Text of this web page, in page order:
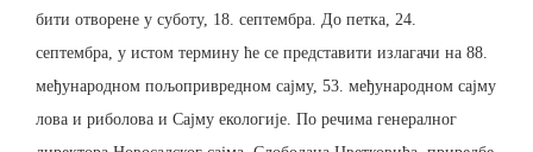
бити отворене у суботу, 18. септембра. До петка, 24.
септембра, у истом термину ће се представити излагачи на 88.
међународном пољопривредном сајму, 53. међународном сајму
лова и риболова и Сајму екологије. По речима генералног